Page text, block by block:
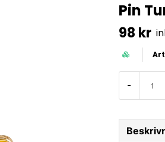
Pin
98 kr
-